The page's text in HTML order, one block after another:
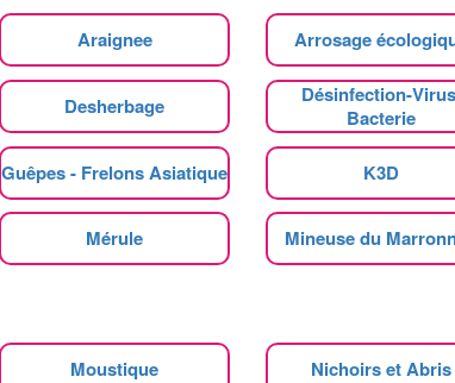
Araignee Arrosage
Desherbage
Désinfection-
Bacterie
Guêpes - Frelons Asiatique K3D
Mérule Mineuse du
Moustique Nichoirs et Abris